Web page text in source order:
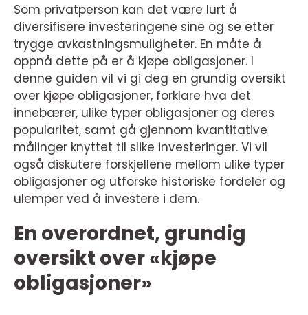
Som privatperson kan det være lurt å
diversifisere investeringene sine og se etter
trygge avkastningsmuligheter. En måte å
oppnå dette på er å kjøpe obligasjoner. I
denne guiden vil vi gi deg en grundig oversikt
over kjøpe obligasjoner, forklare hva det
innebærer, ulike typer obligasjoner og deres
popularitet, samt gå gjennom kvantitative
målinger knyttet til slike investeringer. Vi vil
også diskutere forskjellene mellom ulike typer
obligasjoner og utforske historiske fordeler og
ulemper ved å investere i dem.
En overordnet, grundig
oversikt over «kjøpe
obligasjoner»